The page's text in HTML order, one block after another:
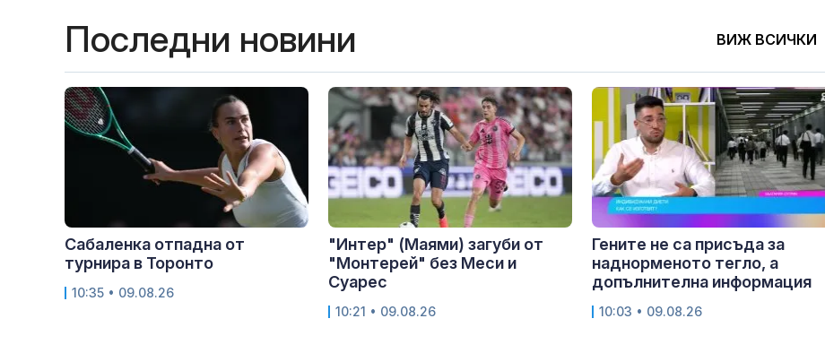
Последни новини ВИЖ ВСИЧКИ
Сабаленка отпадна от
турнира в Торонто
10:35 • 09.08.26
"Интер" (Маями) загуби от
"Монтерей" без Меси и
Суарес
10:21 • 09.08.26
Гените не са присъда за
наднорменото тегло, а
допълнителна информация
10:03 • 09.08.26